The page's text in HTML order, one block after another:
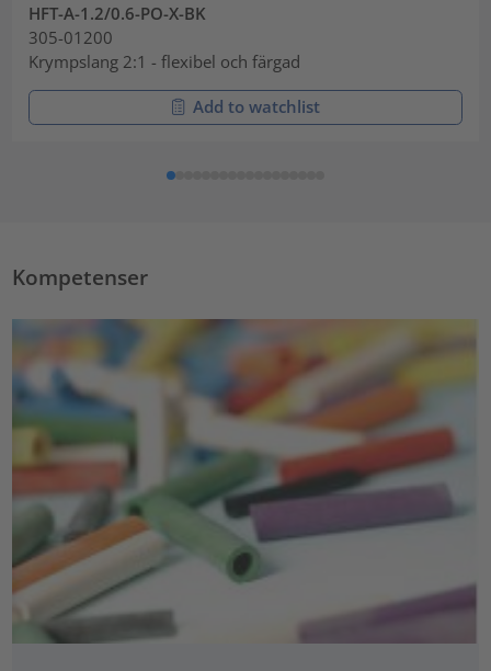
HFT-A-1.2/0.6-PO-X-BK
305-01200
Krympslang 2:1 - flexibel och färgad
Add to watchlist
Kompetenser